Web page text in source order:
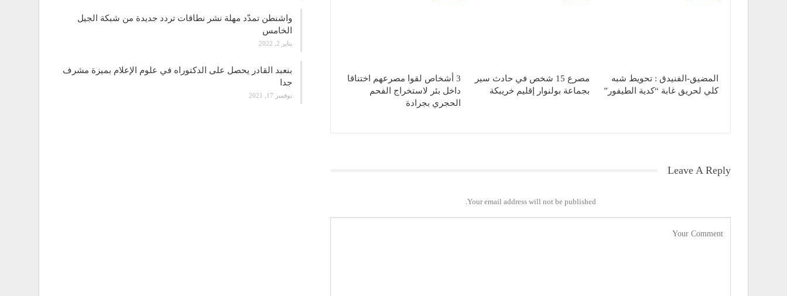
المضيق-الفنيدق : تحويط شبه
كلي لحريق غابة “كدية الطيفور”
مصرع 15 شخص في حادث سير
بجماعة بولنوار إقليم خريبكة
3 أشخاص لقوا مصرعهم اختناقا
داخل بئر لاستخراج الفحم
الحجري بجرادة
Leave A Reply
Your email address will not be published.
واشنطن تمدّد مهلة نشر نطاقات تردد جديدة من شبكة الجيل
الخامس
يناير 2, 2022
بنعبد القادر يحصل على الدكتوراه في علوم الإعلام بميزة مشرف
جدا
نوفمبر 17, 2021